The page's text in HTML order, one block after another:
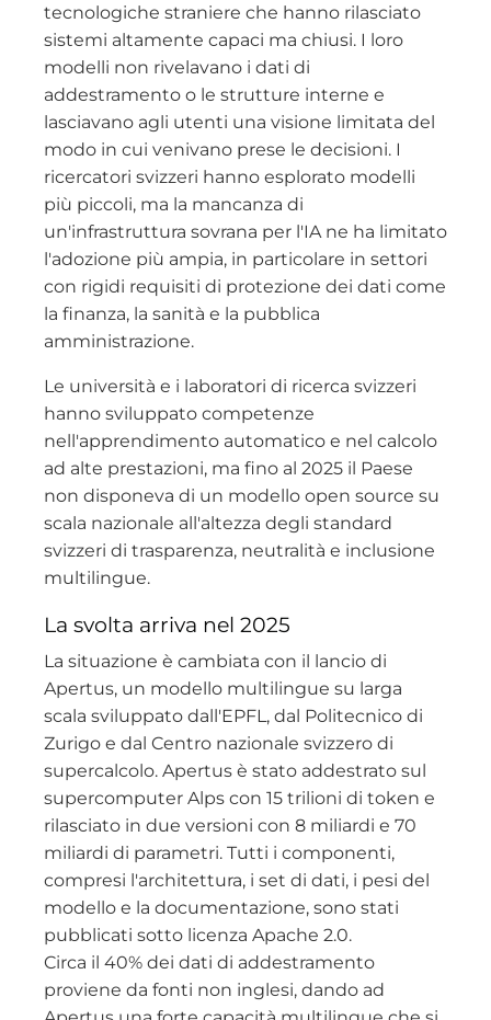
tecnologiche straniere che hanno rilasciato
sistemi altamente capaci ma chiusi. I loro
modelli non rivelavano i dati di
addestramento o le strutture interne e
lasciavano agli utenti una visione limitata del
modo in cui venivano prese le decisioni. I
ricercatori svizzeri hanno esplorato modelli
più piccoli, ma la mancanza di
un'infrastruttura sovrana per l'IA ne ha limitato
l'adozione più ampia, in particolare in settori
con rigidi requisiti di protezione dei dati come
la finanza, la sanità e la pubblica
amministrazione.
Le università e i laboratori di ricerca svizzeri
hanno sviluppato competenze
nell'apprendimento automatico e nel calcolo
ad alte prestazioni, ma fino al 2025 il Paese
non disponeva di un modello open source su
scala nazionale all'altezza degli standard
svizzeri di trasparenza, neutralità e inclusione
multilingue.
La svolta arriva nel 2025
La situazione è cambiata con il lancio di
Apertus, un modello multilingue su larga
scala sviluppato dall'EPFL, dal Politecnico di
Zurigo e dal Centro nazionale svizzero di
supercalcolo. Apertus è stato addestrato sul
supercomputer Alps con 15 trilioni di token e
rilasciato in due versioni con 8 miliardi e 70
miliardi di parametri. Tutti i componenti,
compresi l'architettura, i set di dati, i pesi del
modello e la documentazione, sono stati
pubblicati sotto licenza Apache 2.0.
Circa il 40% dei dati di addestramento
proviene da fonti non inglesi, dando ad